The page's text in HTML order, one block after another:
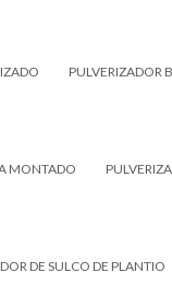
PULVERIZADOR
MONTADO
DE SULCO DE PLANTIO